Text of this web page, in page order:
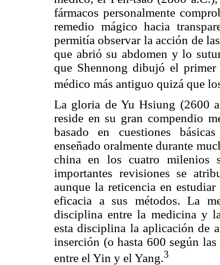
fármacos personalmente
remedio mágico hacia
permitía observar la acción de
que abrió su abdomen y lo
que Shennong dibujó el
médico más antiguo quizá que
La gloria de Yu Hsiung (2600
reside en su gran compendio
basado en cuestiones
enseñado oralmente durante
china en los cuatro milenios
importantes revisiones se
aunque la reticencia en estudiar
eficacia a sus métodos. La
disciplina entre la medicina y
esta disciplina la aplicación de
inserción (o hasta 600 según
entre el Yin y el Yang.3